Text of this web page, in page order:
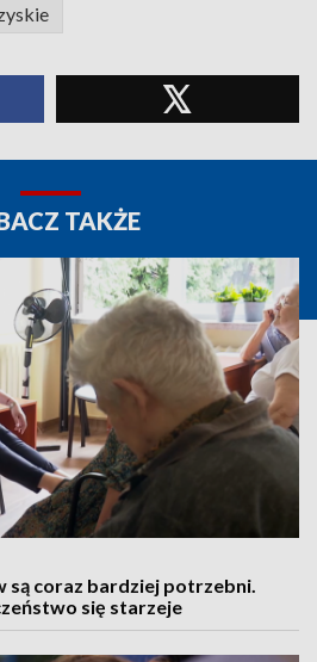
TAKŻE
są coraz bardziej potrzebni.
się starzeje